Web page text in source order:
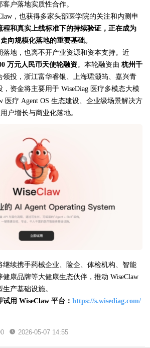
户落地实质性合作。
，也获得多家头部医学院的关注和内测申
程和真实上线标准下的持续验证，正在成为
向规模化落地的重要基础。
落地，也离不开产业资源和资本支持。近
万元人民币天使轮融资。本轮融资由 杭州千
领投，浙江富华睿银、上海珺灏筠、嘉兴青
资金将主要用于 WiseDiag 医疗多模态大模
医疗 Agent OS 生态建设、企业级场景解决方
户增长与商业化落地。
继续携手药械企业、险企、体检机构、智能
康品牌等大健康生态伙伴，推动 WiseClaw
产基础设施。
试用 WiseClaw 平台 ： https://s.wisediag.com/
2026-05-07 14:55